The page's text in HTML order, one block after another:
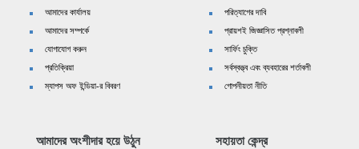
আমাদের কার্যালয়
আমাদের সম্পর্কে
যোগাযোগ করুন
প্রতিক্রিয়া
ম্যাপস অফ ইন্ডিয়া-র বিবরণ
পরিত্যাগের দাবি
প্রায়শই জিজ্ঞাসিত প্রশ্নাবলী
সার্ফিং চুক্তি
সর্বস্বত্ত্ব এবং ব্যবহারের শর্তাবলী
গোপনীয়তা নীতি
আমাদের অংশীদার হয়ে উঠুন সহায়তা কেন্দ্র